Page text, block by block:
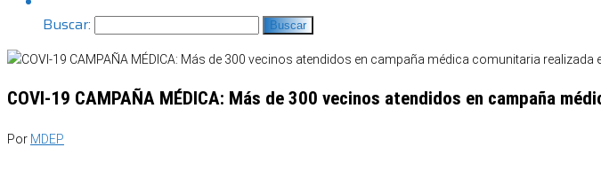
Buscar:
COVI-19 CAMPAÑA MÉDICA: Más de 300 vecinos atendidos en campaña
Por MDEP